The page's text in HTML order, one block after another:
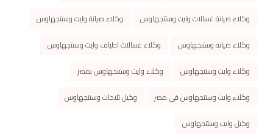
وكلاء صيانة غسالات وايت وستنجهاوس
وكلاء صيانة وايت وستنجهاوس
وكلاء صيانة وستنجهاوس
وكلاء غسالات اطباف وايت وستنجهاوس
وكلاء وايت وستنجهاوس
وكلاء وايت وستنجهاوس بمصر
وكلاء وايت وستنجهاوس فى مصر
وكيل ثلاجات وستنجهاوس
وكيل وايت وستنجهاوس